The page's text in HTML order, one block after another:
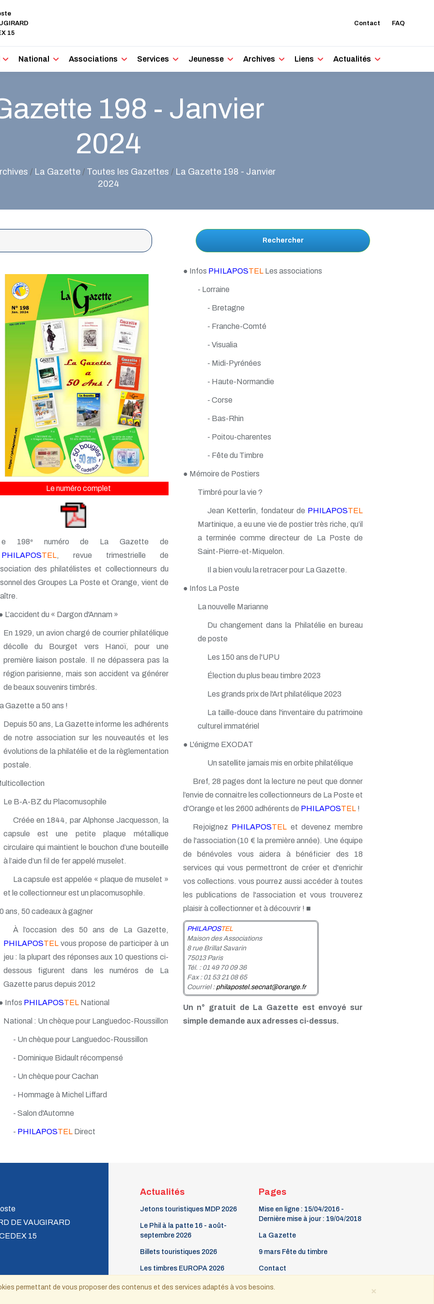
15
Contact FAQ
National Associations Services Jeunesse Archives Liens Actualités
198 - Janvier
2024
/ La Gazette/ Toutes les Gazettes / La Gazette 198 - Janvier
2024
Rechercher
Le numéro complet
e 198 enuméro de La Gazette de
PHILAPOSTEL, revue trimestrielle de
des philatélistes et collectionneurs du
des Groupes La Poste et Orange, vient de
L’accident du « Dargon d'Annam »
En 1929, un avion chargé de courrier philatélique
décolle du Bourget vers Hanoï, pour une
première liaison postale. Il ne dépassera pas la
région parisienne, mais son accident va générer
de beaux souvenirs timbrés.
Gazette a 50 ans !
Depuis 50 ans, La Gazette informe les adhérents
de notre association sur les nouveautés et les
évolutions de la philatélie et de la règlementation
postale.
Le B-A-BZ du Placomusophile
Créée en 1844, par Alphonse Jacquesson, la
capsule est une petite plaque métallique
circulaire qui maintient le bouchon d’une bouteille
à l’aide d’un fil de fer appelé muselet.
La capsule est appelée « plaque de muselet »
et le collectionneur est un placomusophile.
ans, 50 cadeaux à gagner
À l’occasion des 50 ans de La Gazette,
PHILAPOSTELvous propose de participer à un
jeu : la plupart des réponses aux 10 questions ci-
dessous figurent dans les numéros de La
Gazette parus depuis 2012
Infos PHILAPOSTELNational
National : Un chèque pour Languedoc-Roussillon
- Un chèque pour Languedoc-Roussillon
- Dominique Bidault récompensé
- Un chèque pour Cachan
- Hommage à Michel Liffard
- Salon d'Automne
- PHILAPOSTELDirect
● Infos PHILAPOSTELLes associations
- Lorraine
- Bretagne
- Franche-Comté
- Visualia
- Midi-Pyrénées
- Haute-Normandie
- Corse
- Bas-Rhin
- Poitou-charentes
- Fête du Timbre
● Mémoire de Postiers
Timbré pour la vie ?
Jean Ketterlin, fondateur de PHILAPOSTEL
Martinique, a eu une vie de postier très riche, qu’il
a terminée comme directeur de La Poste de
Saint-Pierre-et-Miquelon.
Il a bien voulu la retracer pour La Gazette.
● Infos La Poste
La nouvelle Marianne
Du changement dans la Philatélie en bureau
de poste
Les 150 ans de l'UPU
Élection du plus beau timbre 2023
Les grands prix de l'Art philatélique 2023
La taille-douce dans l'inventaire du patrimoine
culturel immatériel
● L'énigme EXODAT
Un satellite jamais mis en orbite philatélique
Bref, 28 pages dont la lecture ne peut que donner
l’envie de connaitre les collectionneurs de La Poste et
d'Orange et les 2600 adhérents de PHILAPOSTEL!
Rejoignez PHILAPOSTEL et devenez membre
de l'association (10 € la première année). Une équipe
de bénévoles vous aidera à bénéficier des 18
services qui vous permettront de créer et d'enrichir
vos collections. vous pourrez aussi accéder à toutes
les publications de l'association et vous trouverez
plaisir à collectionner et à découvrir ! ■
PHILAPOSTEL
Maison des Associations
8 rue Brillat Savarin
75013 Paris
Tél. : 01 49 70 09 36
Fax : 01 53 21 08 65
Courriel : philapostel.secnat@orange.fr
Un n° gratuit de La Gazette est envoyé sur
simple demande aux adresses ci-dessus.
DE VAUGIRARD
15
Actualités
Jetons touristiques MDP 2026
Le Phil à la patte 16 - août-
septembre 2026
Billets touristiques 2026
Les timbres EUROPA 2026
Pages
Mise en ligne : 15/04/2016 -
Dernière mise à jour : 19/04/2018
La Gazette
9 mars Fête du timbre
Contact
×
permettant de vous proposer des contenus et des services adaptés à vos besoins.